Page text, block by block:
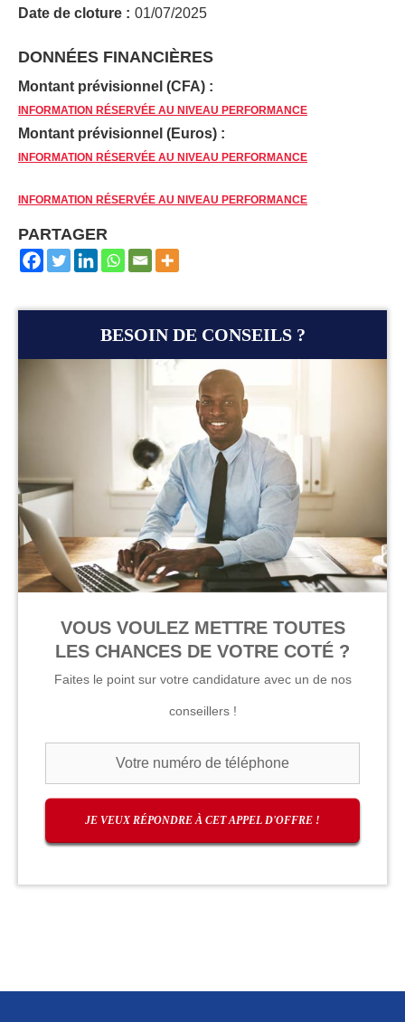
Date de cloture : 01/07/2025
DONNÉES FINANCIÈRES
Montant prévisionnel (CFA) :
INFORMATION RÉSERVÉE AU NIVEAU PERFORMANCE
Montant prévisionnel (Euros) :
INFORMATION RÉSERVÉE AU NIVEAU PERFORMANCE
INFORMATION RÉSERVÉE AU NIVEAU PERFORMANCE
PARTAGER
BESOIN DE CONSEILS ?
VOUS VOULEZ METTRE TOUTES
LES CHANCES DE VOTRE COTÉ ?
Faites le point sur votre candidature avec un de nos
conseillers !